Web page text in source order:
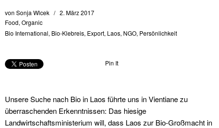
von Sonja Wlcek
2. März 2017
Food, Organic
Bio International, Bio-Klebreis, Export, Laos, NGO, Persönlichkeit
Pin It
Unsere Suche nach Bio in Laos führte uns in Vientiane zu
überraschenden Erkenntnissen: Das hiesige
Landwirtschaftsministerium will, dass Laos zur Bio-Großmacht in